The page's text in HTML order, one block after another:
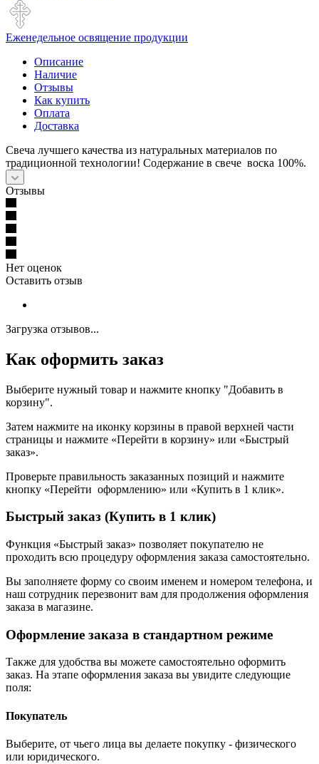
Еженедельное освящение продукции
Описание
Наличие
Отзывы
Как купить
Оплата
Доставка
Свеча лучшего качества из натуральных материалов по
традиционной технологии! Содержание в свече воска 100%.
Отзывы
Нет оценок
Оставить отзыв
Загрузка отзывов...
Как оформить заказ
Выберите нужный товар и нажмите кнопку "Добавить в
корзину".
Затем нажмите на иконку корзины в правой верхней части
страницы и нажмите «Перейти в корзину» или «Быстрый
заказ».
Проверьте правильность заказанных позиций и нажмите
кнопку «Перейти оформлению» или «Купить в 1 клик».
Быстрый заказ (Купить в 1 клик)
Функция «Быстрый заказ» позволяет покупателю не
проходить всю процедуру оформления заказа самостоятельно.
Вы заполняете форму со своим именем и номером телефона, и
наш сотрудник перезвонит вам для продолжения оформления
заказа в магазине.
Оформление заказа в стандартном режиме
Также для удобства вы можете самостоятельно оформить
заказ. На этапе оформления заказа вы увидите следующие
поля:
Покупатель
Выберите, от чьего лица вы делаете покупку - физического
или юридического.